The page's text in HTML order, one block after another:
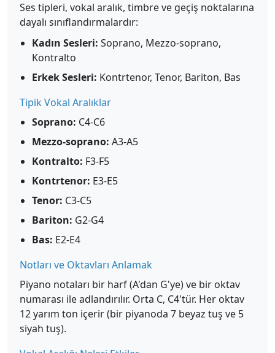
Ses tipleri, vokal aralık, timbre ve geçiş noktalarına
dayalı sınıflandırmalardır:
Kadın Sesleri: Soprano, Mezzo-soprano,
Kontralto
Erkek Sesleri: Kontrtenor, Tenor, Bariton, Bas
Tipik Vokal Aralıklar
Soprano: C4-C6
Mezzo-soprano: A3-A5
Kontralto: F3-F5
Kontrtenor: E3-E5
Tenor: C3-C5
Bariton: G2-G4
Bas: E2-E4
Notları ve Oktavları Anlamak
Piyano notaları bir harf (A'dan G'ye) ve bir oktav
numarası ile adlandırılır. Orta C, C4'tür. Her oktav
12 yarım ton içerir (bir piyanoda 7 beyaz tuş ve 5
siyah tuş).